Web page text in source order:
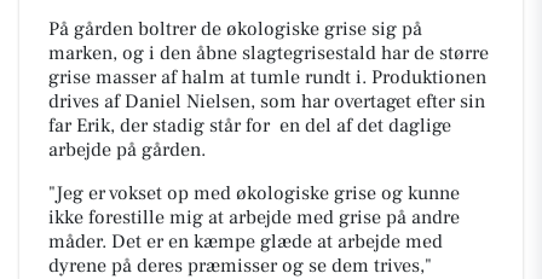
På gården boltrer de økologiske grise sig på
marken, og i den åbne slagtegrisestald har de større
grise masser af halm at tumle rundt i. Produktionen
drives af Daniel Nielsen, som har overtaget efter sin
far Erik, der stadig står for en del af det daglige
arbejde på gården.
"Jeg er vokset op med økologiske grise og kunne
ikke forestille mig at arbejde med grise på andre
måder. Det er en kæmpe glæde at arbejde med
dyrene på deres præmisser og se dem trives,"